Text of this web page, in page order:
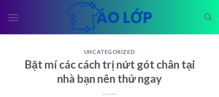
UNCATEGORIZED
Bật mí các cách trị nứt gót chân tại
nhà bạn nên thử ngay